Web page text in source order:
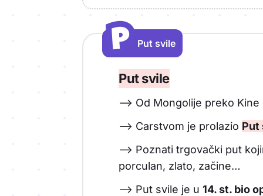
P
P
Put svile
Put svile
--> Od Mongolije preko
--> Carstvom je prolazio Put
--> Poznati trgovački put
porculan, zlato, začine…
--> Put svile je u 14. st. bio